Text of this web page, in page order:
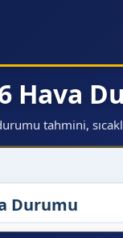
Hava
tahmini,
Durumu